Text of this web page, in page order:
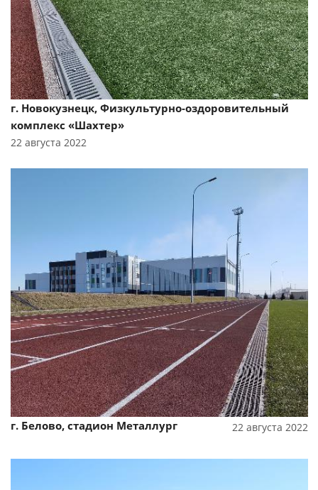
г. Новокузнецк, Физкультурно-оздоровительный
комплекс «Шахтер»
22 августа 2022
Смотреть проект
г. Белово, стадион Металлург 22 августа 2022